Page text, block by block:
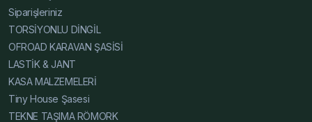
Şasesi Karşılaştırma, Alçak Şase Karşılaştırma, Yüksek
Şase Karşılaştırma, Hafif Çelik Karavan Şase Blog,
Karavan Şasesi Blog, Tiny House Şasesi Blog, Alçak
Şase Blog, Yüksek Şase Blog, Hafif Çelik Karavan Şase
Fiyatları 2025, Karavan Şasesi Fiyatları 2025, Tiny
House Şasesi Fiyatları 2025, Alçak Şase Fiyatları 2025,
Yüksek Şase Fiyatları 2025, Hafif Çelik Karavan Şase
Siparişleriniz
TORSİYONLU DİNGİL
OFROAD KARAVAN ŞASİSİ
LASTİK & JANT
KASA MALZEMELERİ
Tiny House Şasesi
TEKNE TAŞIMA RÖMORK